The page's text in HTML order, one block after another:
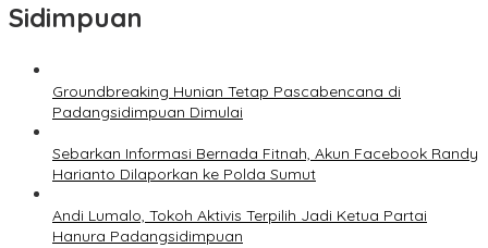
Sidimpuan
Groundbreaking Hunian Tetap Pascabencana di
Padangsidimpuan Dimulai
Sebarkan Informasi Bernada Fitnah, Akun Facebook Randy
Harianto Dilaporkan ke Polda Sumut
Andi Lumalo, Tokoh Aktivis Terpilih Jadi Ketua Partai
Hanura Padangsidimpuan